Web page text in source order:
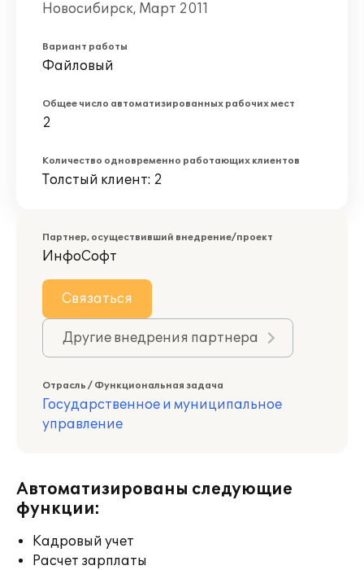
Новосибирск, Март 2011
Вариант работы
Файловый
Общее число автоматизированных рабочих мест
2
Количество одновременно работающих клиентов
Толстый клиент: 2
Партнер, осуществивший внедрение/проект
ИнфоСофт
Связаться
Другие внедрения партнера
Отрасль / Функциональная задача
Государственное и муниципальное
управление
Автоматизированы следующие
функции:
Кадровый учет
Расчет зарплаты